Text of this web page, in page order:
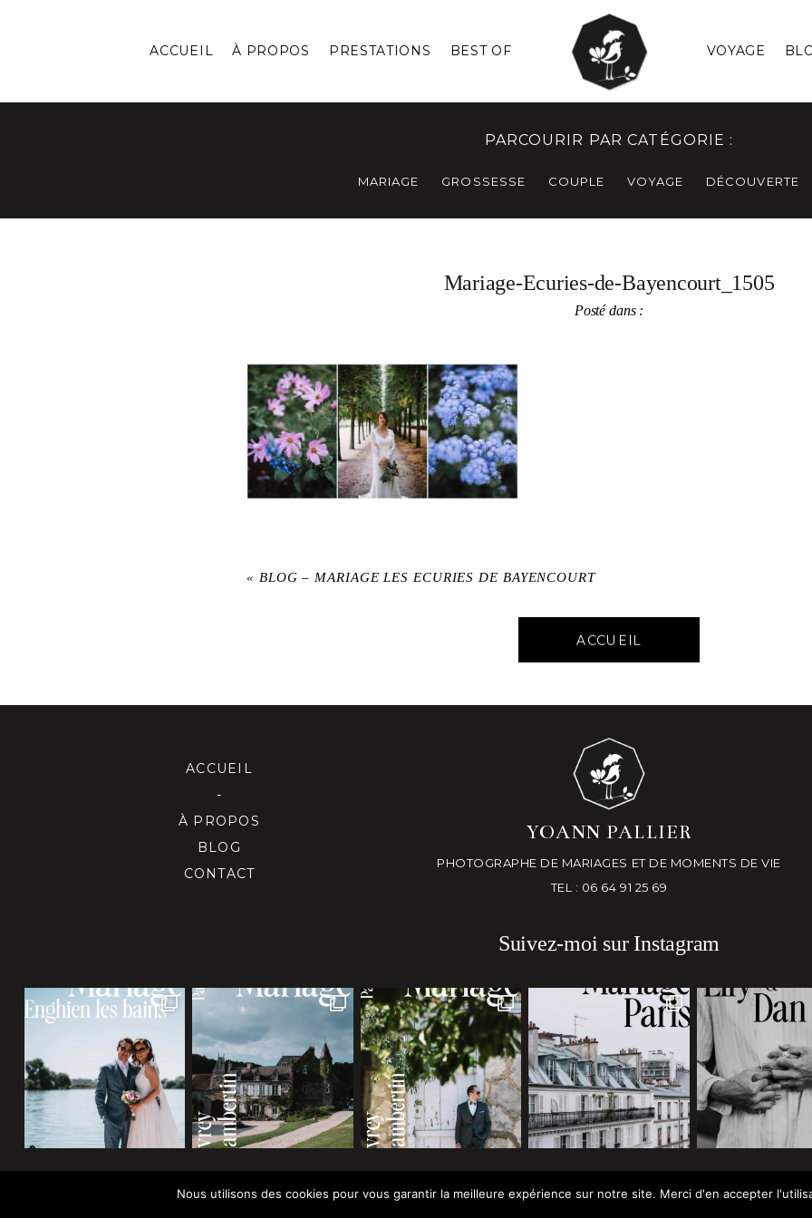
ACCUEIL À PROPOS PRESTATIONS BEST OF VOYAGE
PARCOURIR PAR CATÉGORIE :
MARIAGE GROSSESSE COUPLE VOYAGE DÉCOUVERTE
Mariage-Ecuries-de-Bayencourt_1505
Posté dans :
« BLOG – MARIAGE LES ECURIES DE BAYENCOURT
ACCUEIL
ACCUEIL
-
À PROPOS
BLOG
CONTACT
YOANN PALLIER
PHOTOGRAPHE DE MARIAGES ET DE MOMENTS DE VIE
TEL : 06 64 91 25 69
Suivez-moi sur Instagram
© 2024 YOANN PALLIER MIS EN PLACE PAR
Nous utilisons des cookies pour vous garantir la meilleure expérience sur notre site. Merci d'en accepter